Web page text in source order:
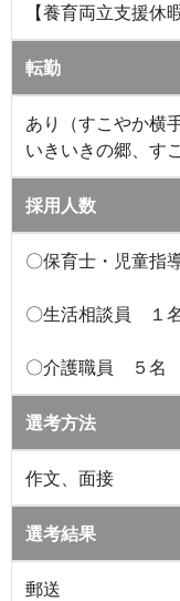
【養育両立支援休
転勤
あり（すこやか横
いきいきの郷、す
採用人数
〇保育士・児童指
〇生活相談員 １
〇介護職員 ５名
選考方法
作文、面接
選考結果
郵送